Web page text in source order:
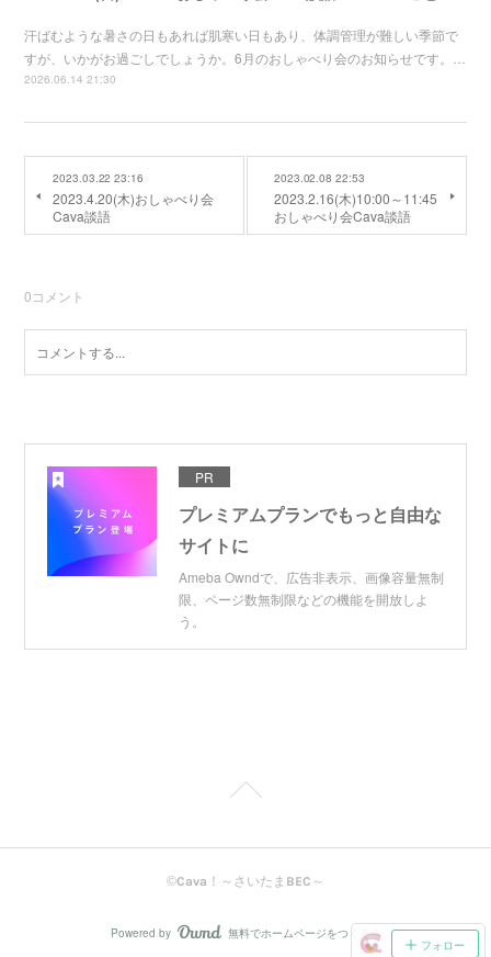
汗ばむような暑さの日もあれば肌寒い日もあり、体調管理が難しい季節で
すが、いかがお過ごしでしょうか。6月のおしゃべり会のお知らせです。…
2026.06.14 21:30
2023.03.22 23:16
2023.4.20(木)おしゃべり会
Cava談語
2023.02.08 22:53
2023.2.16(木)10:00～11:45
おしゃべり会Cava談語
0コメント
PR
プレミアムプランでもっと自由な
サイトに
Ameba Owndで、広告非表示、画像容量無制
限、ページ数無制限などの機能を開放しよ
う。
フォロー
©Cava！～さいたまBEC～
Powered by AmebaOwnd
無料でホームページをつくろう